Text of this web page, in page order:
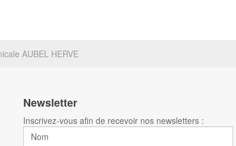
AUBEL HERVE
Newsletter
Inscrivez-vous afin de recevoir nos newsletters :